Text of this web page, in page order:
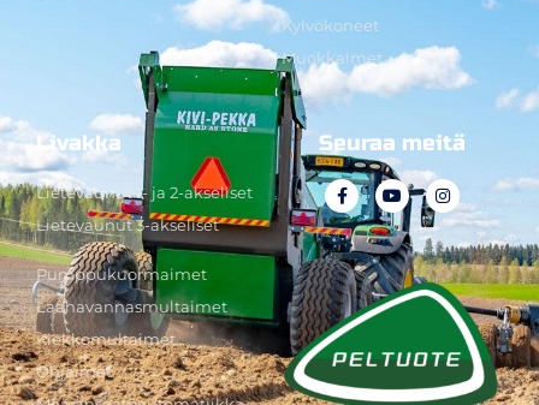
Kylvökoneet
Muokkaimet
Livakka
Lietevaunut 1- ja 2-akseliset
Lietevaunut 3-akseliset
Pumppukuormaimet
Laahavannasmultaimet
Kiekkomultaimet
Ohjaimet
Seuraa meitä